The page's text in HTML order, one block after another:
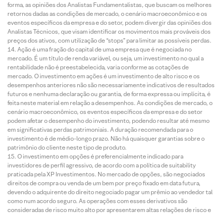
forma, as opiniões dos Analistas Fundamentalistas, que buscam os melhores
retornos dadas as condições de mercado, o cenário macroeconômico e os
eventos específicos da empresa e do setor, podem divergir das opiniões dos
Analistas Técnicos, que visam identificar os movimentos mais prováveis dos
preços dos ativos, com utilização de “stops” para limitar as possíveis perdas.
Ação é uma fração do capital de uma empresa que é negociada no
mercado. É um título de renda variável, ou seja, um investimento no qual a
rentabilidade não é preestabelecida, varia conforme as cotações de
mercado. O investimento em ações é um investimento de alto risco e os
desempenhos anteriores não são necessariamente indicativos de resultados
futuros e nenhuma declaração ou garantia, de forma expressa ou implícita, é
feita neste material em relação a desempenhos. As condições de mercado, o
cenário macroeconômico, os eventos específicos da empresa e do setor
podem afetar o desempenho do investimento, podendo resultar até mesmo
em significativas perdas patrimoniais. A duração recomendada para o
investimento é de médio-longo prazo. Não há quaisquer garantias sobre o
patrimônio do cliente neste tipo de produto.
O investimento em opções é preferencialmente indicado para
investidores de perfil agressivo, de acordo com a política de suitability
praticada pela XP Investimentos. No mercado de opções, são negociados
direitos de compra ou venda de um bem por preço fixado em data futura,
devendo o adquirente do direito negociado pagar um prêmio ao vendedor tal
como num acordo seguro. As operações com esses derivativos são
consideradas de risco muito alto por apresentarem altas relações de risco e